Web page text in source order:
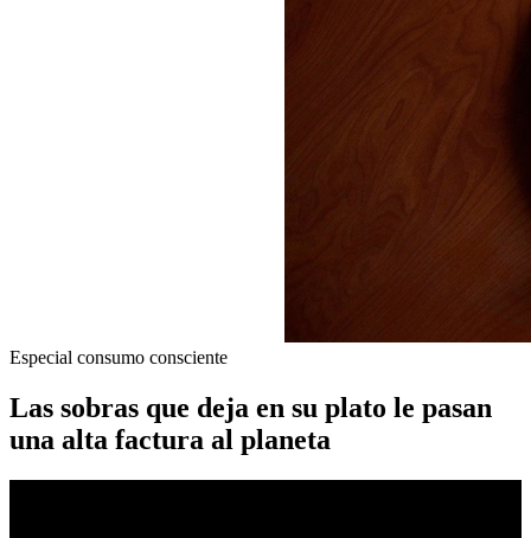
Especial consumo consciente
Las sobras que deja en su plato le pasan
una alta factura al planeta